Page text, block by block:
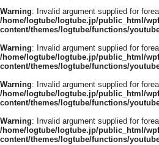
Warning: Invalid argument supplied for
/home/logtube/logtube.jp/public_html/
content/themes/logtube/functions/
Warning: Invalid argument supplied for
/home/logtube/logtube.jp/public_html/
content/themes/logtube/functions/
Warning: Invalid argument supplied for
/home/logtube/logtube.jp/public_html/
content/themes/logtube/functions/
Warning: Invalid argument supplied for
/home/logtube/logtube.jp/public_html/
content/themes/logtube/functions/